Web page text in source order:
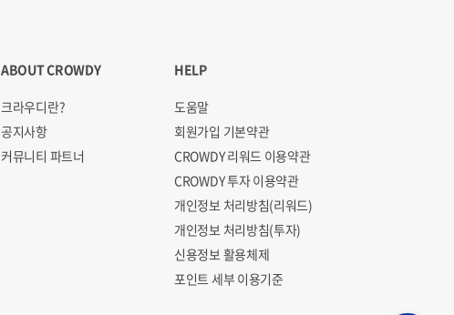
ABOUT CROWDY
크라우디란?
공지사항
커뮤니티 파트너
HELP
도움말
회원가입 기본약관
CROWDY 리워드 이용약관
CROWDY 투자 이용약관
개인정보 처리방침(리워드)
개인정보 처리방침(투자)
신용정보 활용체제
포인트 세부 이용기준